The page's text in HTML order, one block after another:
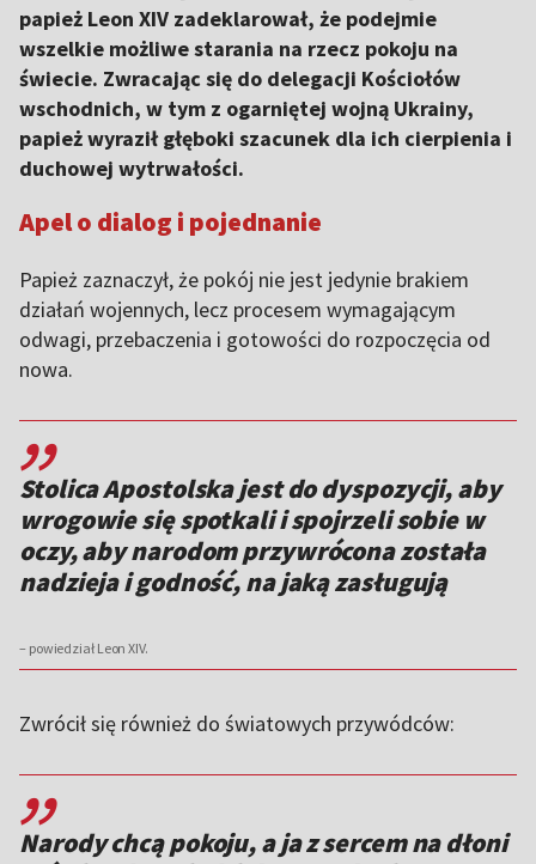
papież Leon XIV zadeklarował, że podejmie
wszelkie możliwe starania na rzecz pokoju na
świecie. Zwracając się do delegacji Kościołów
wschodnich, w tym z ogarniętej wojną Ukrainy,
papież wyraził głęboki szacunek dla ich cierpienia i
duchowej wytrwałości.
Apel o dialog i pojednanie
Papież zaznaczył, że pokój nie jest jedynie brakiem
działań wojennych, lecz procesem wymagającym
odwagi, przebaczenia i gotowości do rozpoczęcia od
nowa.
,,
Stolica Apostolska jest do dyspozycji, aby
wrogowie się spotkali i spojrzeli sobie w
oczy, aby narodom przywrócona została
nadzieja i godność, na jaką zasługują
– powiedział Leon XIV.
Zwrócił się również do światowych przywódców:
,,
Narody chcą pokoju, a ja z sercem na dłoni